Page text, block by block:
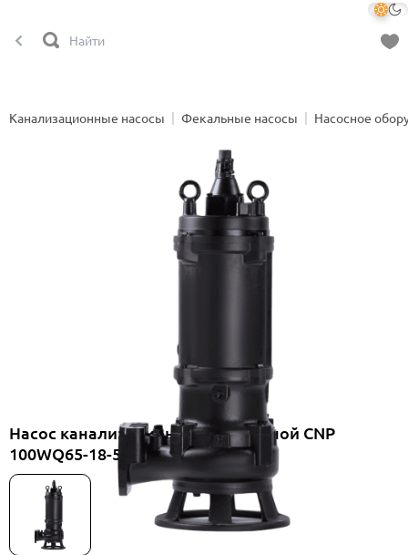
Канализационные насосы Фекальные насосы Насосное
Насос канализационный погружной CNP
100WQ65-18-5.5EF(I)+ELB100WQ